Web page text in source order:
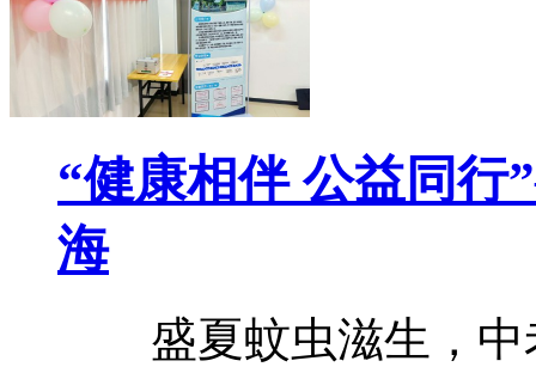
“健康相伴 公益同
海
盛夏蚊虫滋生，中